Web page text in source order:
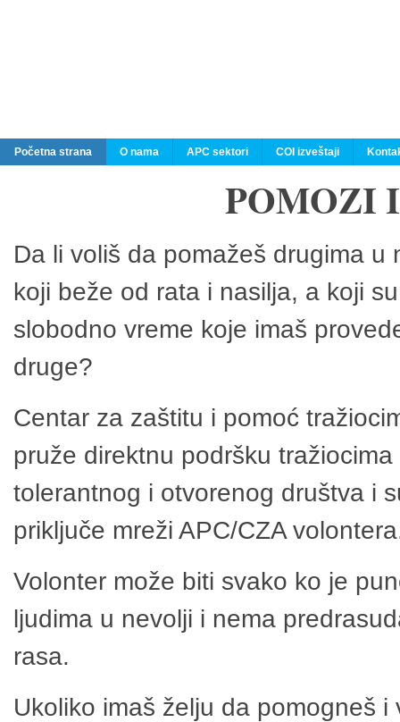
Početna strana O nama APC sektori COI izveštaji
POMOZI
Da li voliš da pomažeš drugima
koji beže od rata i nasilja, a koji
slobodno vreme koje imaš
druge?
Centar za zaštitu i pomoć
pruže direktnu podršku
tolerantnog i otvorenog društva i
priključe mreži APC/CZA
Volonter može biti svako ko je
ljudima u nevolji i nema
rasa.
Ukoliko imaš želju da pomogneš